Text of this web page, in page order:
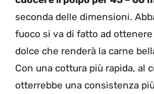
seconda delle dimensioni.
fuoco si va di fatto ad
dolce che renderà la carne
Con una cottura più rapida, al
otterrebbe una consistenza